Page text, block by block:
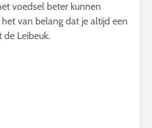
voedsel beter kunnen
van belang dat je altijd een
Leibeuk.